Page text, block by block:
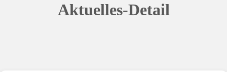
Aktuelles-Detail